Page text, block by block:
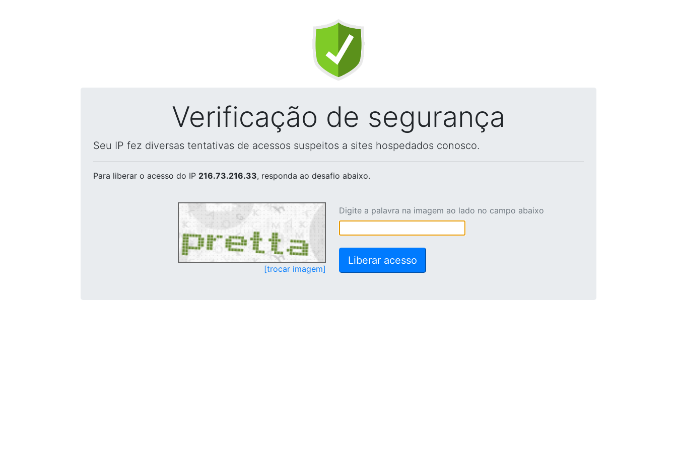
Verificação de segurança
Seu IP fez diversas tentativas de acessos suspeitos a sites hospedados conosco.
Para liberar o acesso do IP 216.73.216.33, responda ao desafio abaixo.
[trocar imagem]
Digite a palavra na imagem ao lado no campo abaixo